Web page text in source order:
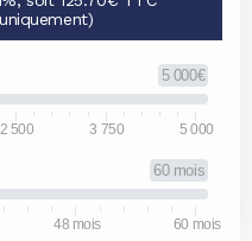
5 000€
2 500 3 750 5 000
60 mois
48 mois 60 mois